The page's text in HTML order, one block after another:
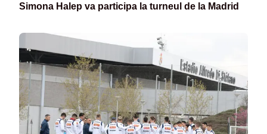
Simona Halep va participa la turneul de la Madrid